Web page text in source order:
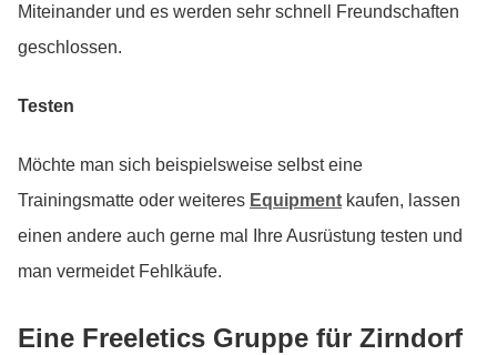
Miteinander und es werden sehr schnell Freundschaften
geschlossen.
Testen
Möchte man sich beispielsweise selbst eine
Trainingsmatte oder weiteres Equipment kaufen, lassen
einen andere auch gerne mal Ihre Ausrüstung testen und
man vermeidet Fehlkäufe.
Eine Freeletics Gruppe für Zirndorf